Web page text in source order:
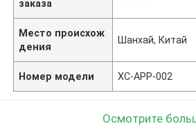
заказа
Место происхож
дения
Шанхай, Китай
Номер модели XC-APP-002
Осмотрите